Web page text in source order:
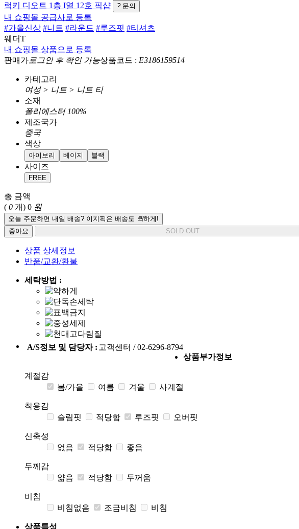
럭키 디오트 1층 I열 12호 픽샵 ? 문의
내 쇼핑몰 공급사로 등록
#가을신상 #니트 #라운드 #루즈핏 #티셔츠
웨더T
내 쇼핑몰 상품으로 등록
판매가 로그인 후 확인 가능상품코드 : E3186159514
카테고리
여성 > 니트 > 니트 티
소재
폴리에스터 100%
제조국가
중국
색상
아이보리 베이지 블랙
사이즈
FREE
총 금액
( 0 개) 0 원
오늘 주문하면 내일 배송? 이지픽은 배송도 퀵하게!
좋아요
SOLD OUT
상품 상세정보
반품/교환/환불
세탁방법 :
A/S정보 및 담당자 : 고객센터 / 02-6296-8794
상품부가정보
계절감
봄/가을
여름 겨울 사계절
착용감
슬림핏
적당함 루즈핏 오버핏
신축성
없음
적당함 좋음
두께감
얇음
적당함 두꺼움
비침
비침없음
조금비침 비침
상품특성